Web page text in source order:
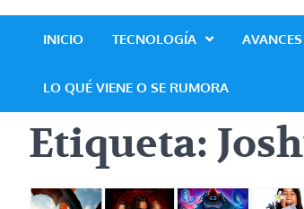
INICIO TECNOLOGÍA
LO QUÉ VIENE O SE RUMORA
Etiqueta: